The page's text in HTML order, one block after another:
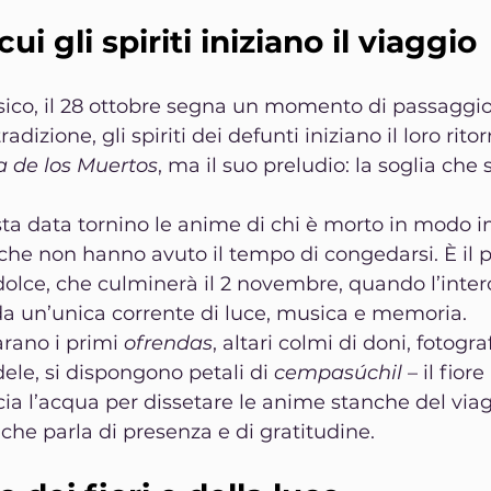
gli spiriti iniziano il viaggio
il 28 ottobre segna un momento di
gli spiriti dei defunti iniziano il loro
de los Muertos, ma il suo preludio: la soglia che
data tornino le anime di chi è morto in modo
non hanno avuto il tempo di congedarsi. È il
che culminerà il 2 novembre, quando
un’unica corrente di luce, musica e memoria.
i primi ofrendas, altari colmi di doni,
si dispongono petali di cempasúchil – il
l’acqua per dissetare le anime stanche del
parla di presenza e di gratitudine.